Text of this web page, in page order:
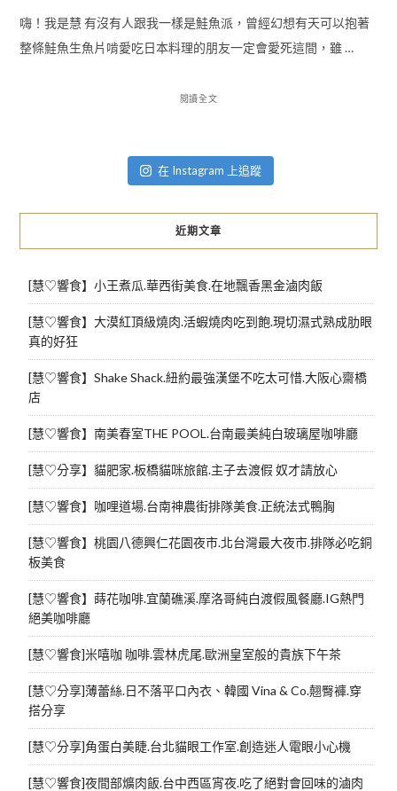
嗨！我是慧 有沒有人跟我一樣是鮭魚派，曾經幻想有天可以抱著
整條鮭魚生魚片啃愛吃日本料理的朋友一定會愛死這間，雖 …
閱讀全文
在 Instagram 上追蹤
近期文章
[慧♡響食】小王煮瓜.華西街美食.在地飄香黑金滷肉飯
[慧♡響食】大漠紅頂級燒肉.活蝦燒肉吃到飽.現切濕式熟成肋眼
真的好狂
[慧♡響食】Shake Shack.紐約最強漢堡不吃太可惜.大阪心齋橋
店
[慧♡響食】南美春室THE POOL.台南最美純白玻璃屋咖啡廳
[慧♡分享】貓肥家.板橋貓咪旅館.主子去渡假 奴才請放心
[慧♡響食】咖哩道場.台南神農街排隊美食.正統法式鴨胸
[慧♡響食】桃園八德興仁花園夜市.北台灣最大夜市.排隊必吃銅
板美食
[慧♡響食】蒔花咖啡.宜蘭礁溪.摩洛哥純白渡假風餐廳.IG熱門
絕美咖啡廳
[慧♡響食]米嘻咖 咖啡.雲林虎尾.歐洲皇室般的貴族下午茶
[慧♡分享]薄蕾絲.日不落平口內衣、韓國 Vina & Co.翹臀褲.穿
搭分享
[慧♡分享]角蛋白美睫.台北貓眼工作室.創造迷人電眼小心機
[慧♡響食]夜間部爌肉飯.台中西區宵夜.吃了絕對會回味的滷肉